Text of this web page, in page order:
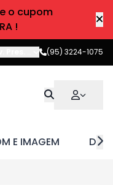
o cupom
!
Pres. Castelo Branco,Boa
(95) 3224-1075
E IMAGEM